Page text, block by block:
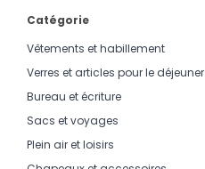
Pochettes administratives
Tampons
Liasses
Carnets
Catégorie
Vêtements et habillement
Verres et articles pour le déjeuner
Bureau et écriture
Sacs et voyages
Plein air et loisirs